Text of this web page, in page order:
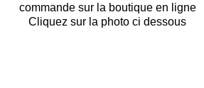
commande sur la boutique en ligne
Cliquez sur la photo ci dessous